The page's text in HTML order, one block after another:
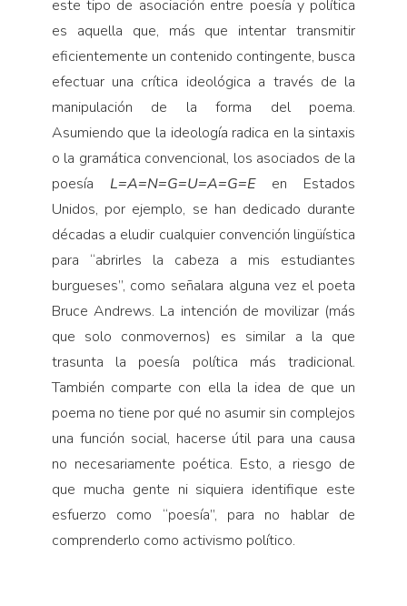
este tipo de asociación entre poesía y política
es aquella que, más que intentar transmitir
eficientemente un contenido contingente, busca
efectuar una crítica ideológica a través de la
manipulación de la forma del poema.
Asumiendo que la ideología radica en la sintaxis
o la gramática convencional, los asociados de la
poesía L=A=N=G=U=A=G=E en Estados
Unidos, por ejemplo, se han dedicado durante
décadas a eludir cualquier convención lingüística
para “abrirles la cabeza a mis estudiantes
burgueses”, como señalara alguna vez el poeta
Bruce Andrews. La intención de movilizar (más
que solo conmovernos) es similar a la que
trasunta la poesía política más tradicional.
También comparte con ella la idea de que un
poema no tiene por qué no asumir sin complejos
una función social, hacerse útil para una causa
no necesariamente poética. Esto, a riesgo de
que mucha gente ni siquiera identifique este
esfuerzo como “poesía”, para no hablar de
comprenderlo como activismo político.